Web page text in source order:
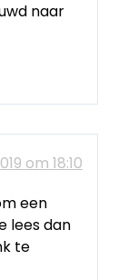
naar
om 18:10
een
lees dan
te